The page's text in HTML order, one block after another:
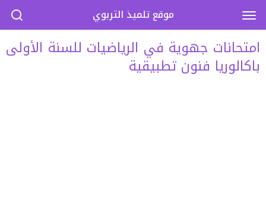
امتحانات جهوية في الرياضيات للسنة الأولى
باكالوريا فنون تطبيقية
موقع تلميذ التربوي